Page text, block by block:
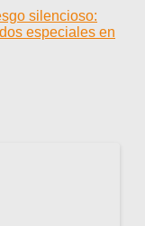
silencioso:
especiales en